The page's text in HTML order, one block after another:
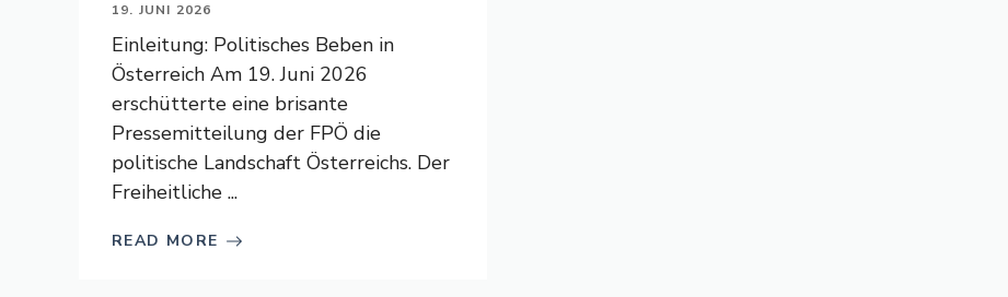
19. JUNI 2026
Einleitung: Politisches Beben in
Österreich Am 19. Juni 2026
erschütterte eine brisante
Pressemitteilung der FPÖ die
politische Landschaft Österreichs. Der
Freiheitliche ...
READ MORE